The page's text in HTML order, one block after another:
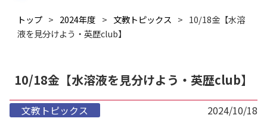
トップ 2024年度 文教トピックス
10/18金【水溶
液を見分けよう・英歴club】
10/18金【水溶液を見分けよう・英歴club】
文教トピックス 2024/10/18